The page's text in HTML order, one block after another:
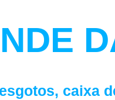
caixa